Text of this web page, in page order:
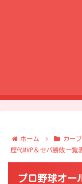
ホーム カー
歴代MVP＆セパ勝敗一
プロ野球オー